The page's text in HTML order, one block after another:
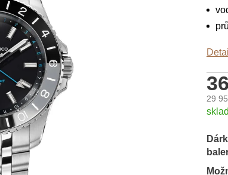
29